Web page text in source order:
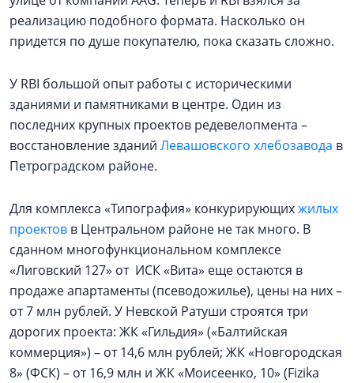
реализацию подобного формата. Насколько он
придется по душе покупателю, пока сказать сложно.
У RBI большой опыт работы с историческими
зданиями и памятниками в центре. Один из
последних крупных проектов редевелопмента –
восстановление зданий Левашовского хлебозавода в
Петроградском районе.
Для комплекса «Типография» конкурирующихжилых
проектов в Центральном районе не так много. В
сданном многофункциональном комплексе
«Лиговский 127» от ИСК «Вита» еще остаются в
продаже апартаменты (псеводожилье), цены на них –
от 7 млн рублей. У Невской Ратуши строятся три
дорогих проекта: ЖК «Гильдия» («Балтийская
коммерция») – от 14,6 млн рублей; ЖК «Новгородская
8» (ФСК) – от 16,9 млн и ЖК «Моисеенко, 10» (Fizika